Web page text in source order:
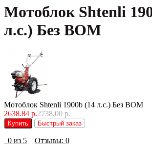
Мотоблок Shtenli
л.с.) Без ВОМ
Мотоблок Shtenli 1900b (14 л.с.) Без ВОМ
2638.84 р.2738.00 р.
Купить Быстрый заказ
0 из 5
Отзывы: 0